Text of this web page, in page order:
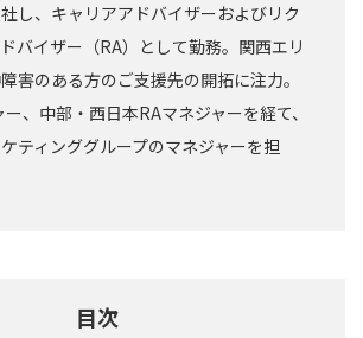
し、キャリアアドバイザーおよびリク
バイザー（RA）として勤務。関西エリ
害のある方のご支援先の開拓に注力。
、中部・西日本RAマネジャーを経て、
ティンググループのマネジャーを担
目次